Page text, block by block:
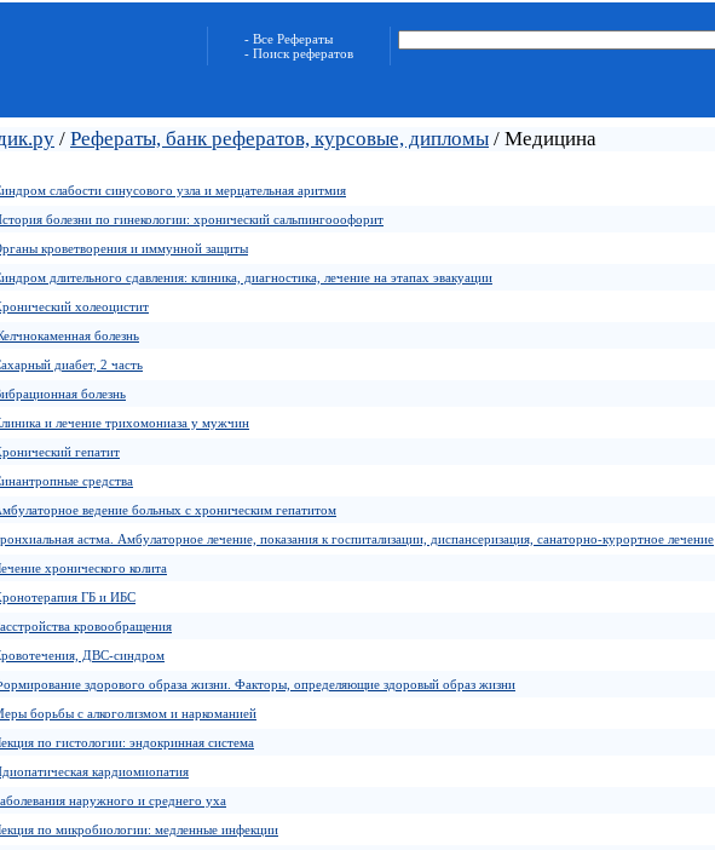
- Все Рефераты
- Поиск рефератов
/ Рефераты, банк рефератов, курсовые, дипломы / Медицина
слабости синусового узла и мерцательная аритмия
болезни по гинекологии: хронический сальпингооофорит
кроветворения и иммунной защиты
длительного сдавления: клиника, диагностика, лечение на этапах эвакуации
холеоцистит
болезнь
диабет, 2 часть
болезнь
и лечение трихомониаза у мужчин
гепатит
средства
ведение больных с хроническим гепатитом
астма. Амбулаторное лечение, показания к госпитализации, диспансеризация, санаторно-курортное лечение
хронического колита
ГБ и ИБС
кровообращения
ДВС-синдром
здорового образа жизни. Факторы, определяющие здоровый образ жизни
борьбы с алкоголизмом и наркоманией
по гистологии: эндокринная система
кардиомиопатия
наружного и среднего уха
по микробиологии: медленные инфекции